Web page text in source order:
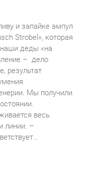
и запайке ампул
Strobel», которая
деды «на
– дело
результат
Мы получили
состоянии.
весь
линии. –